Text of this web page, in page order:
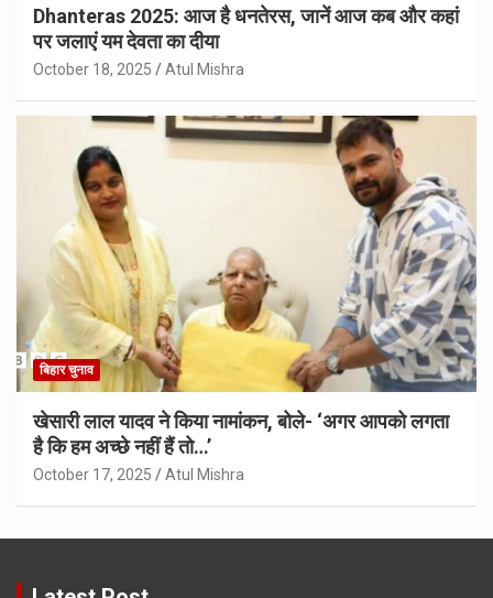
Dhanteras 2025: आज है धनतेरस, जानें आज कब और कहां
पर जलाएं यम देवता का दीया
October 18, 2025 Atul Mishra
बिहार चुनाव
खेसारी लाल यादव ने किया नामांकन, बोले- ‘अगर आपको लगता
है कि हम अच्छे नहीं हैं तो…’
October 17, 2025 Atul Mishra